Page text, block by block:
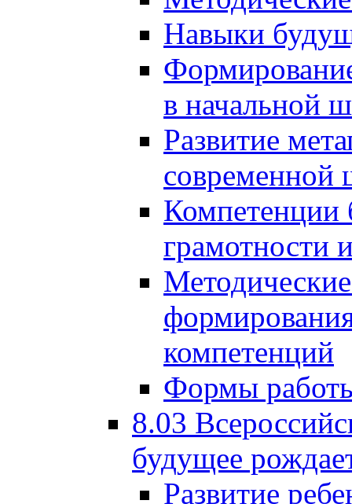
Навыки
в начальной
Развитие
современной
Компетенции
грамотности
компетенций
Формы
8.03
будущее
Развитие